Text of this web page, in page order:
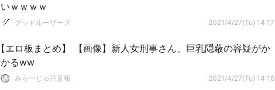
いｗｗｗｗ
グッドルーザーズ 2021/4/27(Tu) 14:17
【エロ板まとめ】 【画像】新人女刑事さん、巨乳隠蔽の容疑がか
かるww
みらーじゅ注意報 2021/4/27(Tu) 14:16